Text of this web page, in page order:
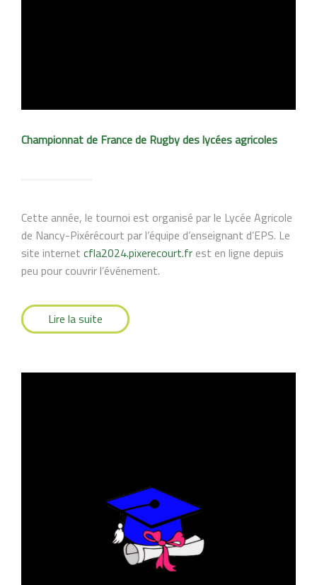
Championnat de France de Rugby des lycées agricoles
Cette année, le tournoi est organisé par le Lycée Agricole
de Nancy-Pixérécourt par l’équipe d’enseignant d’EPS. Le
site internet cfla2024.pixerecourt.fr est en ligne depuis
peu pour couvrir l’événement.
Lire la suite